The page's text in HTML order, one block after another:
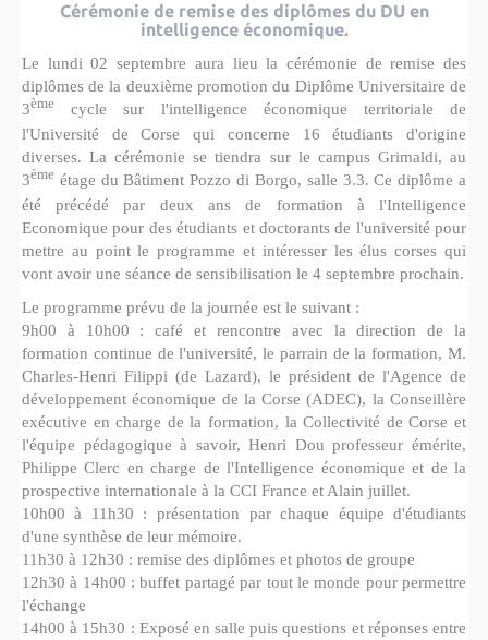
Cérémonie de remise des diplômes du DU en
intelligence économique.
Le lundi 02 septembre aura lieu la cérémonie de remise des
diplômes de la deuxième promotion du Diplôme Universitaire de
3èmecycle sur l'intelligence économique territoriale de
l'Université de Corse qui concerne 16 étudiants d'origine
diverses. La cérémonie setiendra sur le campus Grimaldi, au
3èmeétage du Bâtiment Pozzo di Borgo, salle 3.3.Ce diplôme a
été précédé par deux ans de formation à l'Intelligence
Economique pour des étudiants et doctorants de l'université pour
mettre au point le programme et intéresser les élus corses qui
vont avoir une séance de sensibilisation le 4 septembre prochain.
Le programme prévu de la journée est le suivant :
9h00 à 10h00 : café et rencontre avec la direction de la
formation continue de l'université, le parrain de la formation, M.
Charles-Henri Filippi (de Lazard), le président de l'Agence de
développement économique de la Corse (ADEC), laConseillère
exécutive en charge de la formation, la Collectivité de Corse et
l'équipe pédagogique à savoir, Henri Dou professeur émérite,
Philippe Clerc en charge de l'Intelligence économique et de la
prospective internationale à la CCI France et Alain juillet.
10h00 à 11h30 : présentation par chaque équipe d'étudiants
d'une synthèse de leur mémoire.
11h30 à 12h30 : remise des diplômes et photos de groupe
12h30 à 14h00 : buffet partagé par tout le monde pour permettre
l'échange
14h00 à 15h30 : Exposé en salle puis questions et réponses entre